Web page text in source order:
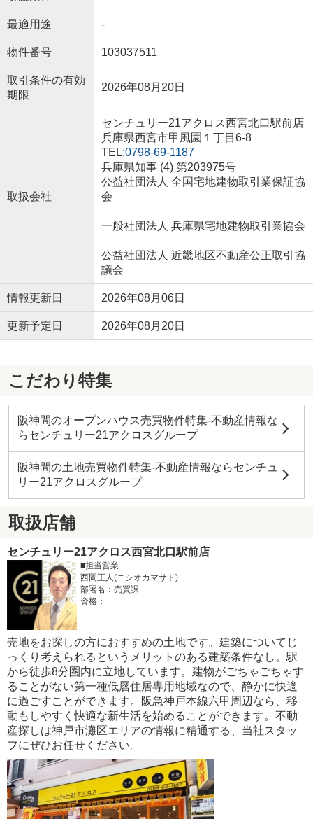
最適用途 -
物件番号 103037511
取引条件の有効
期限
2026年08月20日
取扱会社
センチュリー21アクロス西宮北口駅前店
兵庫県西宮市甲風園１丁目6-8
TEL:0798-69-1187
兵庫県知事 (4) 第203975号
公益社団法人 全国宅地建物取引業保証協
会
一般社団法人 兵庫県宅地建物取引業協会
公益社団法人 近畿地区不動産公正取引協
議会
情報更新日 2026年08月06日
更新予定日 2026年08月20日
こだわり特集
阪神間のオープンハウス売買物件特集-不動産情報な
らセンチュリー21アクロスグループ
阪神間の土地売買物件特集-不動産情報ならセンチュ
リー21アクロスグループ
取扱店舗
センチュリー21アクロス西宮北口駅前店
■担当営業
西岡正人(ニシオカマサト)
部署名：売買課
資格：
売地をお探しの方におすすめの土地です。建築についてじ
っくり考えられるというメリットのある建築条件なし。駅
から徒歩8分圏内に立地しています。建物がごちゃごちゃす
ることがない第一種低層住居専用地域なので、静かに快適
に過ごすことができます。阪急神戸本線六甲周辺なら、移
動もしやすく快適な新生活を始めることができます。不動
産探しは神戸市灘区エリアの情報に精通する、当社スタッ
フにぜひお任せください。